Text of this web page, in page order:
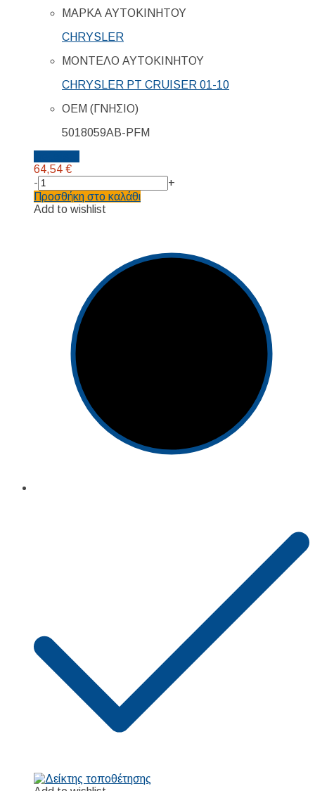
ΜΑΡΚΑ ΑΥΤΟΚΙΝΗΤΟΥ
CHRYSLER
ΜΟΝΤΕΛΟ ΑΥΤΟΚΙΝΗΤΟΥ
CHRYSLER PT CRUISER 01-10
ΟΕΜ (ΓΝΗΣΙΟ)
5018059AB-PFM
64,54 €
-
+
Προσθήκη στο καλάθι
Add to wishlist